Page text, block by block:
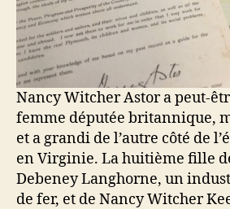
Nancy Witcher Astor a peut-
femme députée britannique,
et a grandi de l’autre côté de
en Virginie. La huitième fille
Debeney Langhorne, un
de fer, et de Nancy Witcher